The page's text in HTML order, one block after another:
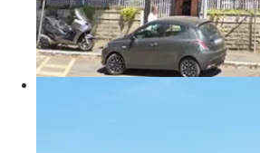
4.000 mq
Trattativa riservataVia Mattia Battistini